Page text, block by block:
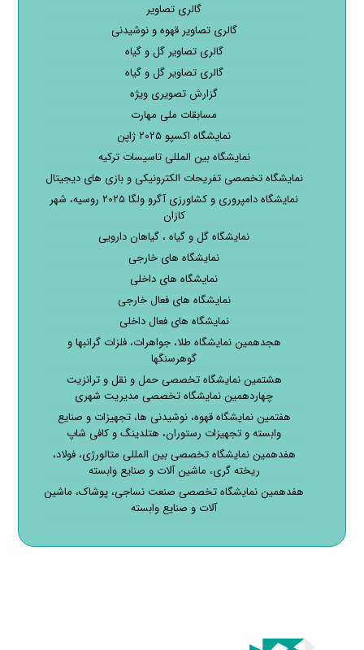
گالری تصاویر
گالری تصاویر قهوه و نوشیدنی
گالری تصاویر گل و گیاه
گالری تصاویر گل و گیاه
گزارش تصویری ویژه
مسابقات ملی مهارت
نمایشگاه اکسپو ۲۰۲۵ ژاپن
نمایشگاه بین المللی تاسیسات ترکیه
نمایشگاه تخصصی تفریحات الکترونیکی و بازی های دیجیتال
نمایشگاه دامپروری و کشاورزی آگرو ولگا ۲۰۲۵ روسیه، شهر
کازان
نمایشگاه گل و گیاه ، گیاهان دارویی
نمایشگاه های خارجی
نمایشگاه های داخلی
نمایشگاه های فعال خارجی
نمایشگاه های فعال داخلی
هجدهمین نمایشگاه طلا، جواهرات، فلزات گرانبها و
گوهرسنگها
هشتمین نمایشگاه تخصصی حمل و نقل و ترانزیت
چهاردهمین نمایشگاه تخصصی مدیریت شهری
هفتمین نمایشگاه قهوه، نوشیدنی ها، تجهیزات و صنایع
وابسته و تجهیزات رستوران، هتلدینگ و کافی شاپ
هفدهمین نمایشگاه تخصصی بین المللی متالورژی، فولاد،
ریخته گری، ماشین آلات و صنایع وابسته
هفدهمین نمایشگاه تخصصی صنعت نساجی، پوشاک، ماشین
آلات و صنایع وابسته